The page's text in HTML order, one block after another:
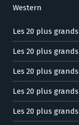
Western
Les 20 plus
Les 20 plus
Les 20 plus
Les 20 plus
Les 20 plus